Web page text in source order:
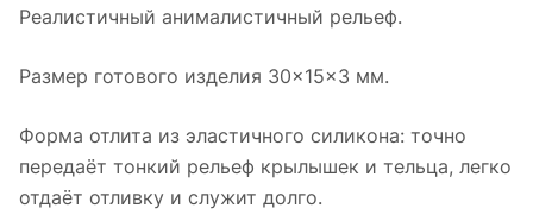
Реалистичный анималистичный рельеф.
Размер готового изделия 30×15×3 мм.
Форма отлита из эластичного силикона: точно
передаёт тонкий рельеф крылышек и тельца, легко
отдаёт отливку и служит долго.